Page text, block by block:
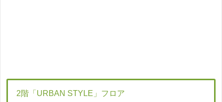
2階「URBAN STYLE」フロア